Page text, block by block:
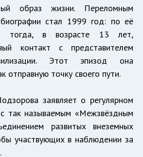
образ жизни. Переломным
стал 1999 год: по её
тогда, в возрасте 13 лет,
контакт с представителем
Этот эпизод она
отправную точку своего пути.
заявляет о регулярном
с так называемым «Межзвёздным
развитых внеземных
участвующих в наблюдении за